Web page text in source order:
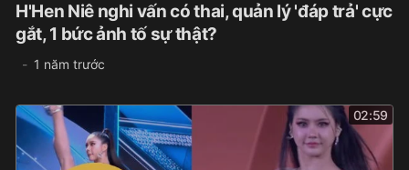
H'Hen Niê nghi vấn có thai, quản lý 'đáp trả' cực
gắt, 1 bức ảnh tố sự thật?
1 năm trước
02:59